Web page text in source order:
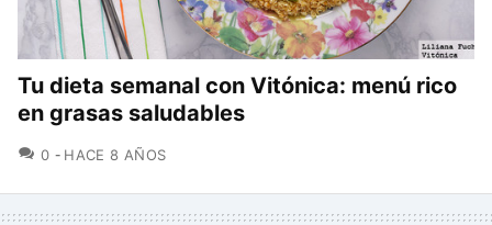
Tu dieta semanal con Vitónica: menú rico
en grasas saludables
0 COMENTARIOS
HACE 8 AÑOS